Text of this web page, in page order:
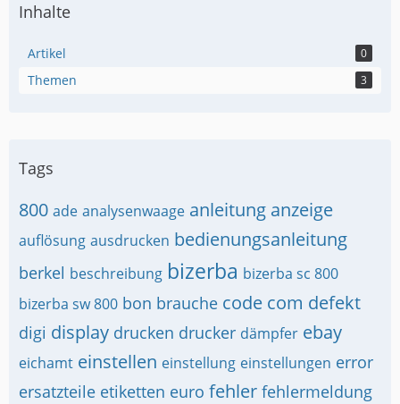
Inhalte
Artikel 0
Themen 3
Tags
800 ade analysenwaage anleitung anzeige
auflösung ausdrucken bedienungsanleitung
berkel beschreibung bizerba bizerba sc 800
bizerba sw 800 bon brauche code com defekt
digi display drucken drucker dämpfer ebay
eichamt einstellen einstellung einstellungen error
ersatzteile etiketten euro fehler fehlermeldung